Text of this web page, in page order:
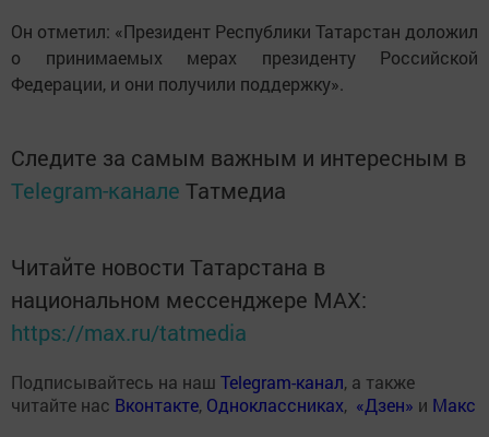
Он отметил: «Президент Республики Татарстан доложил
о принимаемых мерах президенту Российской
Федерации, и они получили поддержку».
Следите за самым важным и интересным в
Telegram-канале Татмедиа
Читайте новости Татарстана в
национальном мессенджере MАХ:
https://max.ru/tatmedia
Подписывайтесь на наш Telegram-канал, а также
читайте нас Вконтакте, Одноклассниках, «Дзен» и Макс